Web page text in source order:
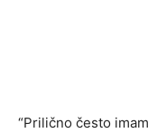
“Prilično često